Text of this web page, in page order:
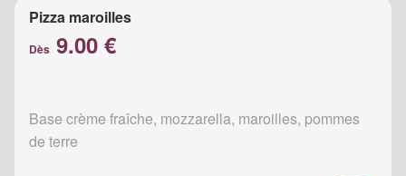
Pizza maroilles
Dès 9.00 €
Base crème fraîche, mozzarella, maroilles, pommes
de terre